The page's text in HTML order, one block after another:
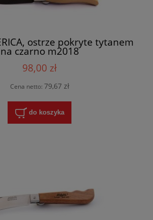
ostrze pokryte tytanem
na czarno m2018
98,00 zł
Cena netto: 79,67 zł
do koszyka